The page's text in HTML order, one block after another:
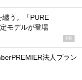
纏う。「PURE
モデルが登場
PR
法人プラン